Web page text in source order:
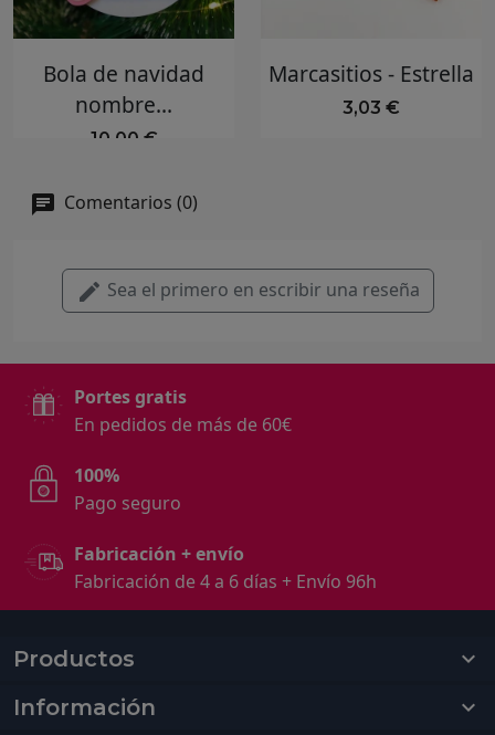
Bola de navidad
nombre...
10,00 €
Marcasitios - Estrella
3,03 €
Comentarios (0)
Sea el primero en escribir una reseña
Portes gratis
En pedidos de más de 60€
100%
Pago seguro
Fabricación + envío
Fabricación de 4 a 6 días + Envío 96h
Productos

Información
